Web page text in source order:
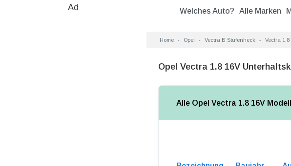
Welches Auto? Alle Marken
Ad
Home Opel Vectra B Stufenheck Vectra 1.8
Opel Vectra 1.8 16V
Alle Opel Vectra 1.8 16V